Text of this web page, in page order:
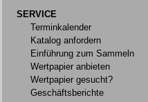
SERVICE
Terminkalender
Katalog anfordern
Einführung zum Sammeln
Wertpapier anbieten
Wertpapier gesucht?
Geschäftsberichte